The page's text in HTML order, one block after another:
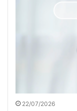
22/07/2026